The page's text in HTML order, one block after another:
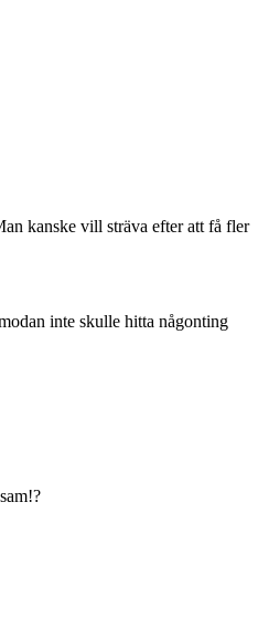
kanske vill sträva efter att få fler
inte skulle hitta någonting